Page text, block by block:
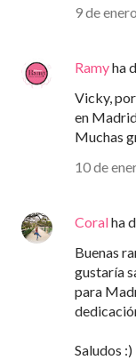
9 de
Ramyha
Vicky,
en
Muchas
10 de
Coralha
Buenas
gustaría
para
Saludos :)